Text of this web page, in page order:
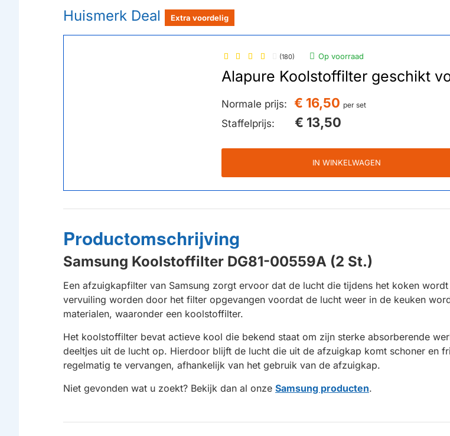
Huismerk Deal Extra voordelig
(180) Op voorraad
Alapure Koolstoffilter geschikt
Normale prijs: € 16,50 per set
Staffelprijs: € 13,50
IN WINKELWAGEN
Productomschrijving
Samsung Koolstoffilter DG81-00559A (2 St.)
Een afzuigkapfilter van Samsung zorgt ervoor dat de lucht die tijdens het koken
vervuiling worden door het filter opgevangen voordat de lucht weer in de keuken
materialen, waaronder een koolstoffilter.
Het koolstoffilter bevat actieve kool die bekend staat om zijn sterke absorberende
deeltjes uit de lucht op. Hierdoor blijft de lucht die uit de afzuigkap komt schoner en
regelmatig te vervangen, afhankelijk van het gebruik van de afzuigkap.
Niet gevonden wat u zoekt? Bekijk dan al onze Samsung producten.